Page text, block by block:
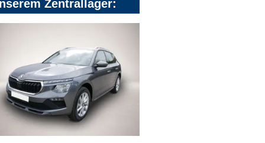
Zentrallager: